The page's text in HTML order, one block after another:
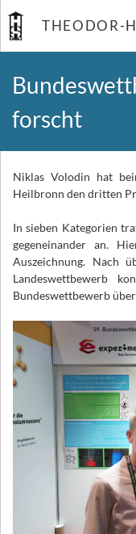
THEODOR-
forscht
Niklas Volodin hat
Heilbronn den dritten
In sieben Kategorien
gegeneinander an.
Auszeichnung. Nach
Landeswettbewerb
Bundeswettbewerb